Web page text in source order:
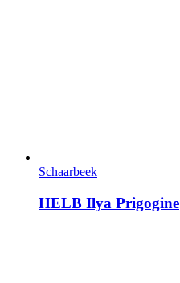
Schaarbeek
HELB Ilya Prigogine